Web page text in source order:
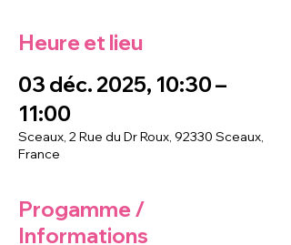
Heure et lieu
03 déc. 2025, 10:30 –
11:00
Sceaux, 2 Rue du Dr Roux, 92330 Sceaux,
France
Progamme /
Informations